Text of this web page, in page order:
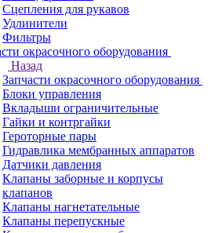
Сцепления для рукавов
Удлинители
Фильтры
окрасочного оборудования
Назад
Запчасти окрасочного оборудования
Блоки управления
Вкладыши ограничительные
Гайки и контргайки
Героторные пары
Гидравлика мембранных аппаратов
Датчики давления
Клапаны заборные и корпусы
клапанов
Клапаны нагнетательные
Клапаны перепускные